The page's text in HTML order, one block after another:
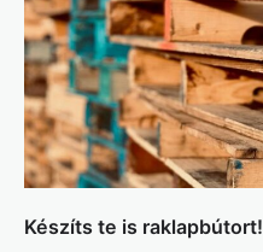
Készíts te is raklapbútort!